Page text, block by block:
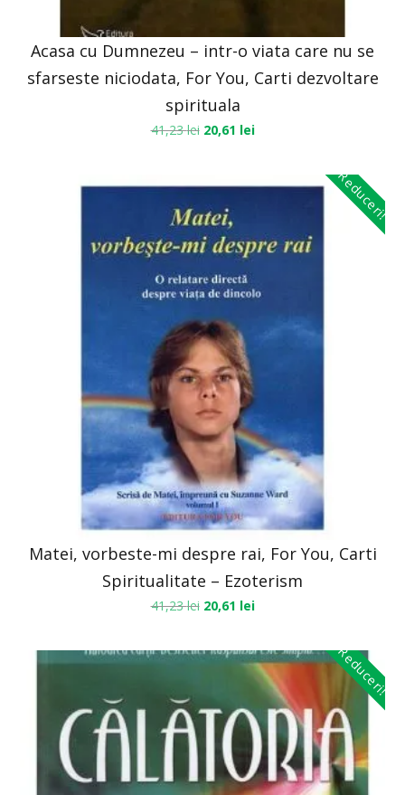
Acasa cu Dumnezeu – intr-o viata care nu se
sfarseste niciodata, For You, Carti dezvoltare
spirituala
41,23lei 20,61 lei
Reduceri!
Matei, vorbeste-mi despre rai, For You, Carti
Spiritualitate – Ezoterism
41,23lei 20,61 lei
Reduceri!